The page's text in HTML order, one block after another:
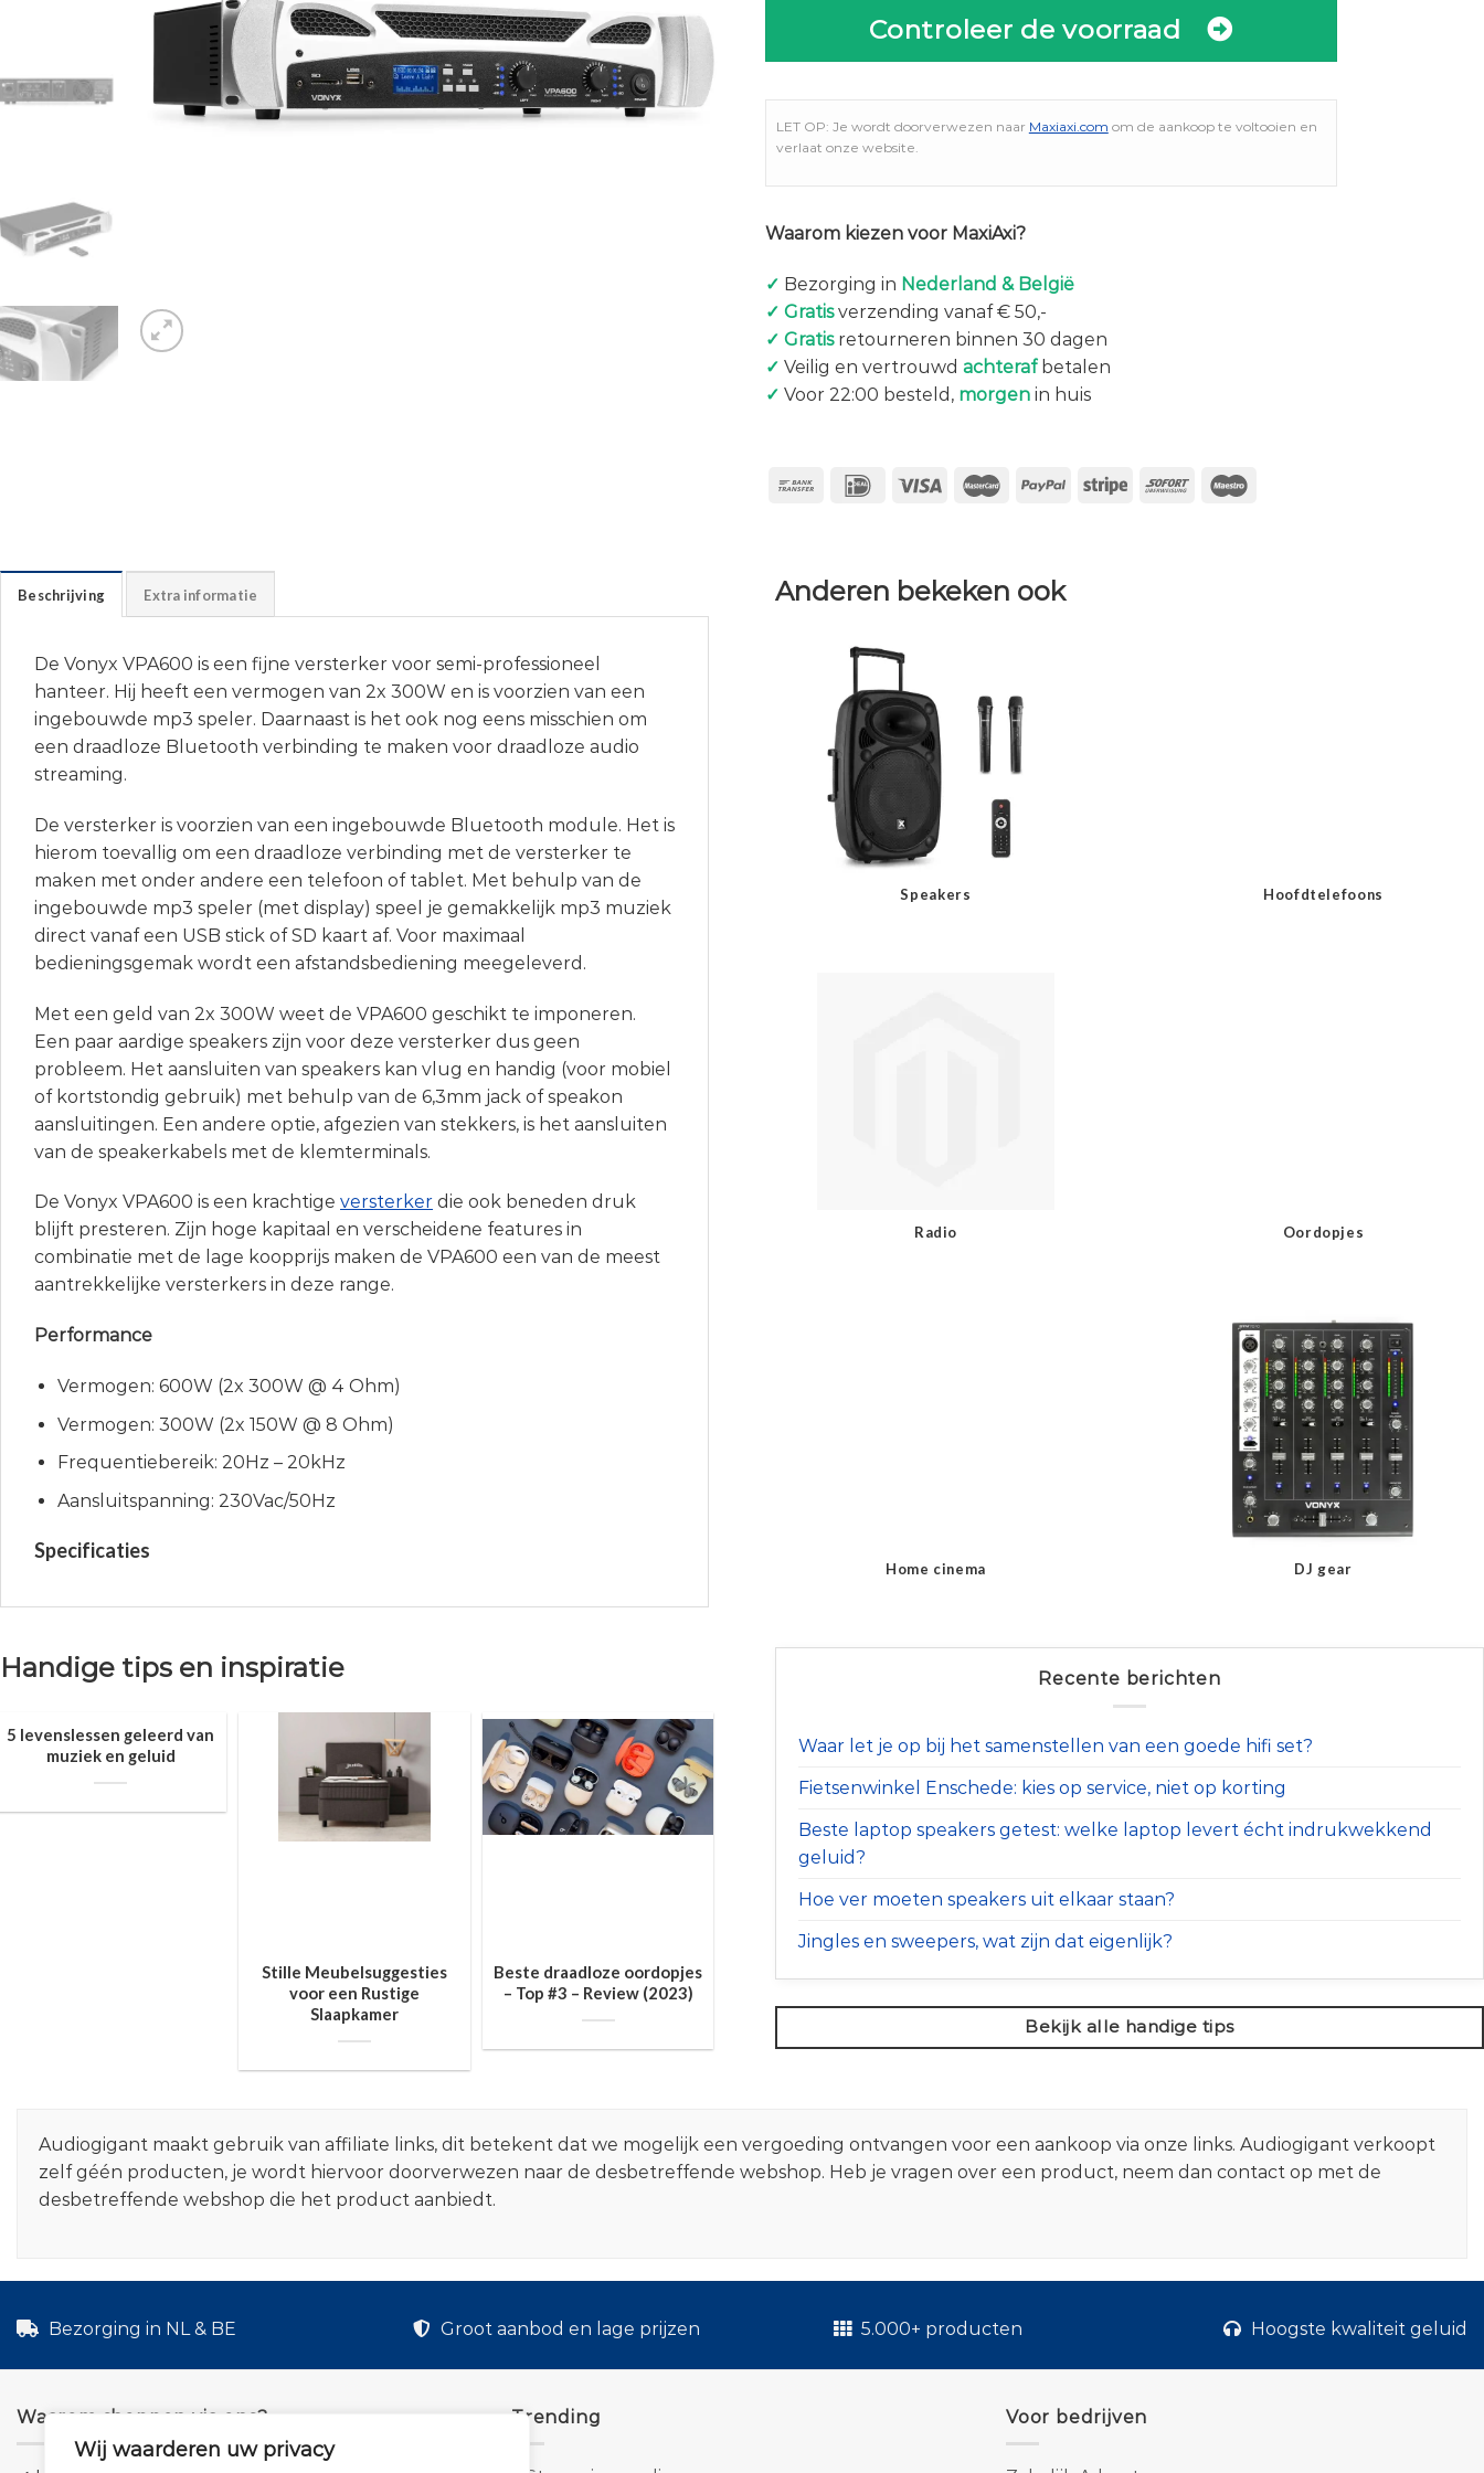
Wij waarderen uw privacy
Controleer de voorraad
LET OP: Je wordt doorverwezen naar Maxiaxi.com om de aankoop te voltooien en
verlaat onze website.
Waarom kiezen voor MaxiAxi?
✓ Bezorging in Nederland & België
✓ Gratisverzending vanaf € 50,-
✓ Gratisretourneren binnen 30 dagen
✓ Veilig en vertrouwd achterafbetalen
✓ Voor 22:00 besteld, morgenin huis
Beschrijving Extra informatie
De Vonyx VPA600 is een fijne versterker voor semi-professioneel
hanteer. Hij heeft een vermogen van 2x 300W en is voorzien van een
ingebouwde mp3 speler. Daarnaast is het ook nog eens misschien om
een draadloze Bluetooth verbinding te maken voor draadloze audio
streaming.
De versterker is voorzien van een ingebouwde Bluetooth module. Het is
hierom toevallig om een draadloze verbinding met de versterker te
maken met onder andere een telefoon of tablet. Met behulp van de
ingebouwde mp3 speler (met display) speel je gemakkelijk mp3 muziek
direct vanaf een USB stick of SD kaart af. Voor maximaal
bedieningsgemak wordt een afstandsbediening meegeleverd.
Met een geld van 2x 300W weet de VPA600 geschikt te imponeren.
Een paar aardige speakers zijn voor deze versterker dus geen
probleem. Het aansluiten van speakers kan vlug en handig (voor mobiel
of kortstondig gebruik) met behulp van de 6,3mm jack of speakon
aansluitingen. Een andere optie, afgezien van stekkers, is het aansluiten
van de speakerkabels met de klemterminals.
De Vonyx VPA600 is een krachtige versterker die ook beneden druk
blijft presteren. Zijn hoge kapitaal en verscheidene features in
combinatie met de lage koopprijs maken de VPA600 een van de meest
aantrekkelijke versterkers in deze range.
Performance
Vermogen: 600W (2x 300W @ 4 Ohm)
Vermogen: 300W (2x 150W @ 8 Ohm)
Frequentiebereik: 20Hz – 20kHz
Aansluitspanning: 230Vac/50Hz
Specificaties
Anderen bekeken ook
Speakers Hoofdtelefoons
Radio Oordopjes
Home cinema DJ gear
Handige tips en inspiratie
5 levenslessen geleerd van
muziek en geluid
Stille Meubelsuggesties
voor een Rustige
Slaapkamer
Beste draadloze oordopjes
– Top #3 – Review (2023)
Recente berichten
Waar let je op bij het samenstellen van een goede hifi set?
Fietsenwinkel Enschede: kies op service, niet op korting
Beste laptop speakers getest: welke laptop levert écht indrukwekkend
geluid?
Hoe ver moeten speakers uit elkaar staan?
Jingles en sweepers, wat zijn dat eigenlijk?
Bekijk alle handige tips
Audiogigant maakt gebruik van affiliate links, dit betekent dat we mogelijk een vergoeding ontvangen voor een aankoop via onze links. Audiogigant verkoopt
zelf géén producten, je wordt hiervoor doorverwezen naar de desbetreffende webshop. Heb je vragen over een product, neem dan contact op met de
desbetreffende webshop die het product aanbiedt.
Bezorging in NL & BE Groot aanbod en lage prijzen 5.000+ producten Hoogste kwaliteit geluid
Waarom shoppen via ons? Trending Voor bedrijven